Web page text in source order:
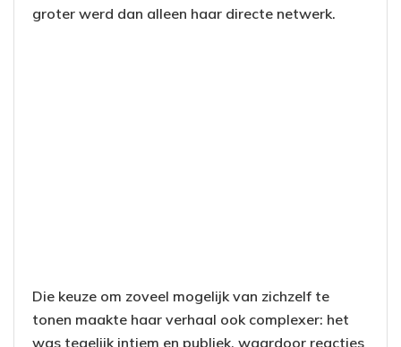
groter werd dan alleen haar directe netwerk.
Die keuze om zoveel mogelijk van zichzelf te
tonen maakte haar verhaal ook complexer: het
was tegelijk intiem en publiek, waardoor reacties